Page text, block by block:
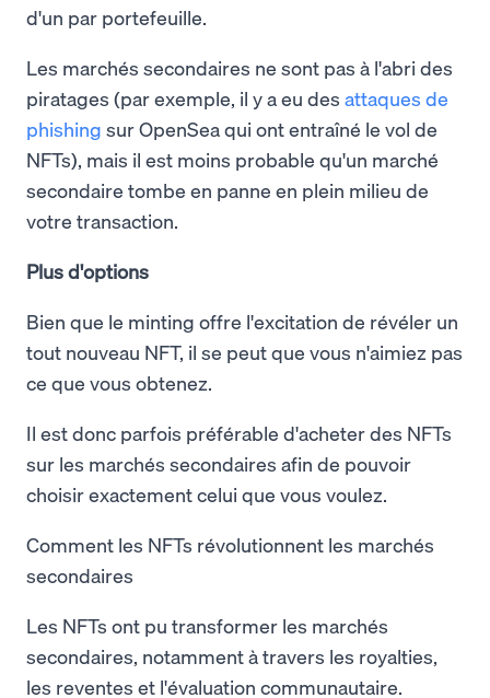
d'un par portefeuille.
Les marchés secondaires ne sont pas à l'abri des
piratages (par exemple, il y a eu des attaques de
phishing sur OpenSea qui ont entraîné le vol de
NFTs), mais il est moins probable qu'un marché
secondaire tombe en panne en plein milieu de
votre transaction.
Plus d'options
Bien que le minting offre l'excitation de révéler un
tout nouveau NFT, il se peut que vous n'aimiez pas
ce que vous obtenez.
Il est donc parfois préférable d'acheter des NFTs
sur les marchés secondaires afin de pouvoir
choisir exactement celui que vous voulez.
Comment les NFTs révolutionnent les marchés
secondaires
Les NFTs ont pu transformer les marchés
secondaires, notamment à travers les royalties,
les reventes et l'évaluation communautaire.